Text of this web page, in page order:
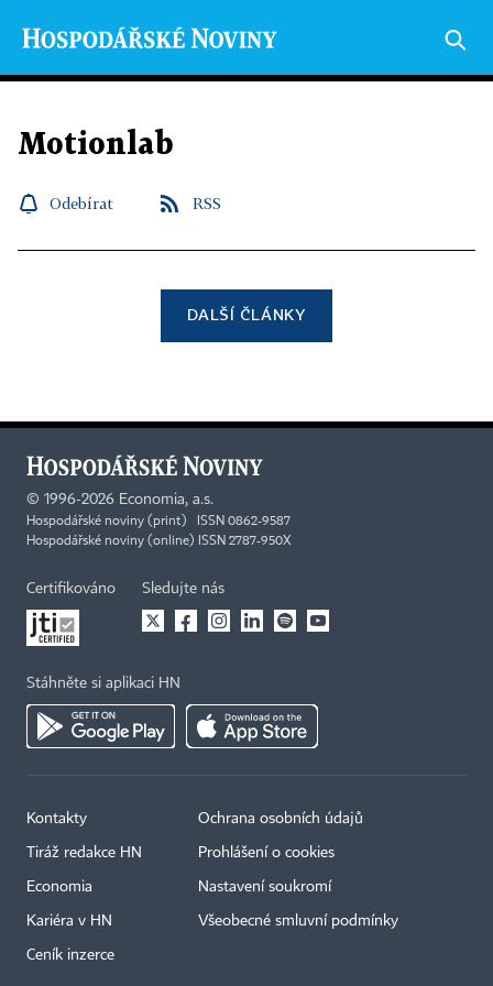
Motionlab
Odebírat RSS
DALŠÍ ČLÁNKY
© 1996-2026 Economia, a.s.
Hospodářské noviny (print) ISSN 0862-9587
Hospodářské noviny (online) ISSN 2787-950X
Certifikováno Sledujte nás
Stáhněte si aplikaci HN
Kontakty
Tiráž redakce HN
Economia
Kariéra v HN
Ceník inzerce
Ochrana osobních údajů
Prohlášení o cookies
Nastavení soukromí
Všeobecné smluvní podmínky